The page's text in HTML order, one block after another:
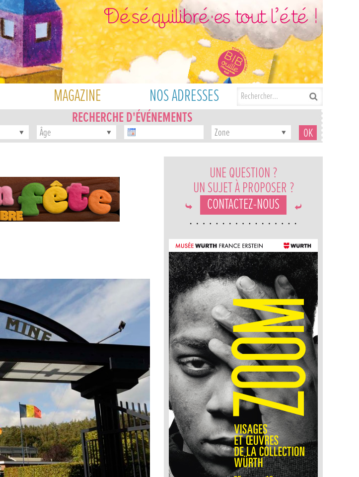
MAGAZINE NOS ADRESSES
RECHERCHE D'ÉVÉNEMENTS
Âge Zone
UNE QUESTION ?
UN SUJET À PROPOSER ?
CONTACTEZ-NOUS